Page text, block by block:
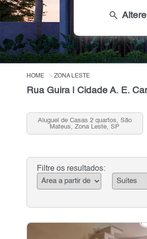
search
HOME ZONA LESTE
Rua Guira | Cidade A. E.
Aluguel de Casas 2 quartos, São
Mateus, Zona Leste, SP
Filtre os resultados: